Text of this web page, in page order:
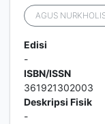
AGUS
Edisi
-
ISBN/ISSN
361921302003
Deskripsi Fisik
-